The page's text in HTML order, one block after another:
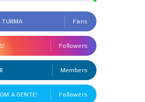
TURMA Fans
Followers
Members
A GENTE! Followers